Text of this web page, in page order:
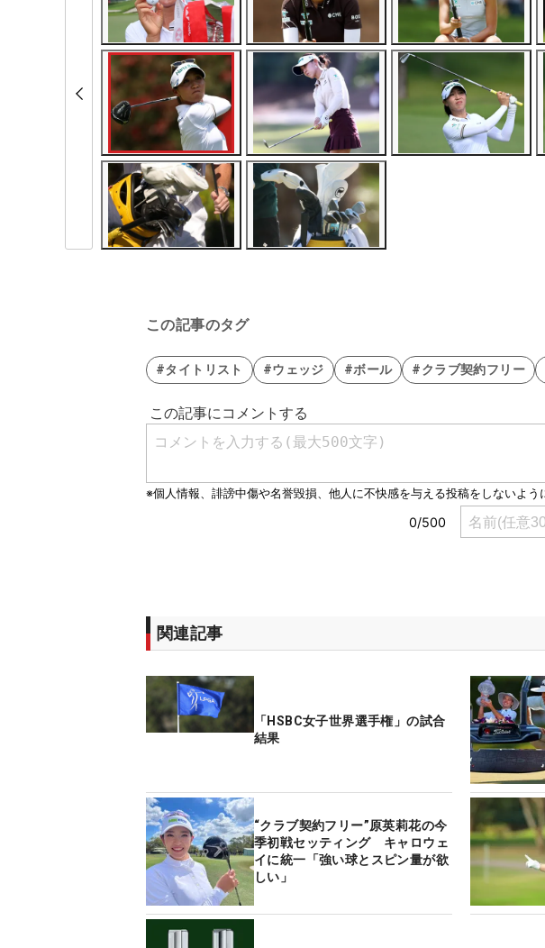
この記事のタグ
#タイトリスト #ウェッジ #ボール #クラブ契約フリー
関連記事
「HSBC女子世界選手権」の試合
結果
“クラブ契約フリー”原英莉花の今
季初戦セッティング キャロウェ
イに統一「強い球とスピン量が欲
しい」